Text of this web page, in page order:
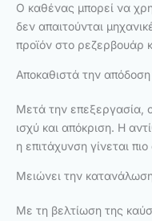
Ο καθένας μπορεί να
δεν απαιτούνται
προϊόν στο ρεζερβουάρ
Αποκαθιστά την απόδοση
Μετά την επεξεργασία,
ισχύ και απόκριση. Η
η επιτάχυνση γίνεται
Μειώνει την
Με τη βελτίωση της